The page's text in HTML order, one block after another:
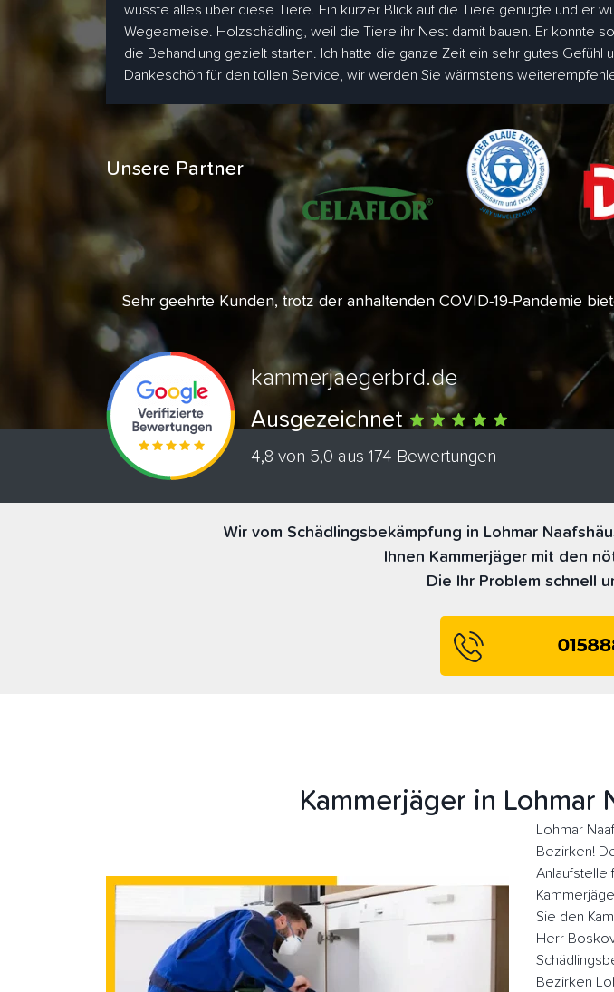
wusste alles über diese Tiere. Ein kurzer Blick auf die Tiere genügte und er
Wegeameise. Holzschädling, weil die Tiere ihr Nest damit bauen. Er konnte
die Behandlung gezielt starten. Ich hatte die ganze Zeit ein sehr gutes Gefühl
Dankeschön für den tollen Service, wir werden Sie wärmstens
Unsere Partner
Sehr geehrte Kunden, trotz der anhaltenden COVID-19-Pandemie
kammerjaegerbrd.de
Ausgezeichnet
4,8 von 5,0 aus 174 Bewertungen
Wir vom Schädlingsbekämpfung in Lohmar
Ihnen Kammerjäger mit den
Die Ihr Problem schnell
Kammerjäger in Lohmar
Lohmar
Bezirken!
Anlaufstelle
Sie den
Herr
Bezirken